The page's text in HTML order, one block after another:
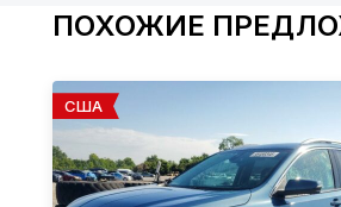
ПОХОЖИЕ
США